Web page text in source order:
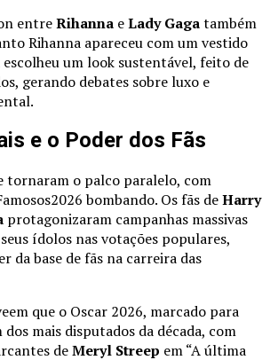
entreRihanna eLady Gagatambém
Rihanna apareceu com um vestido
um look sustentável, feito de
gerando debates sobre luxo e
e o Poder dos Fãs
tornaram o palco paralelo, com
bombando. Os fãs deHarry
protagonizaram campanhas massivas
ídolos nas votações populares,
da base de fãs na carreira das
que o Oscar 2026, marcado para
mais disputados da década, com
deMeryl Streep em “A última